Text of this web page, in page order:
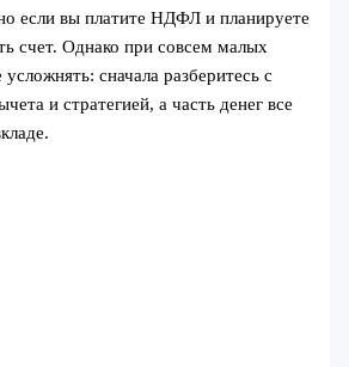
если вы платите НДФЛ и планируете
счет. Однако при совсем малых
сначала разберитесь с
и стратегией, а часть денег все